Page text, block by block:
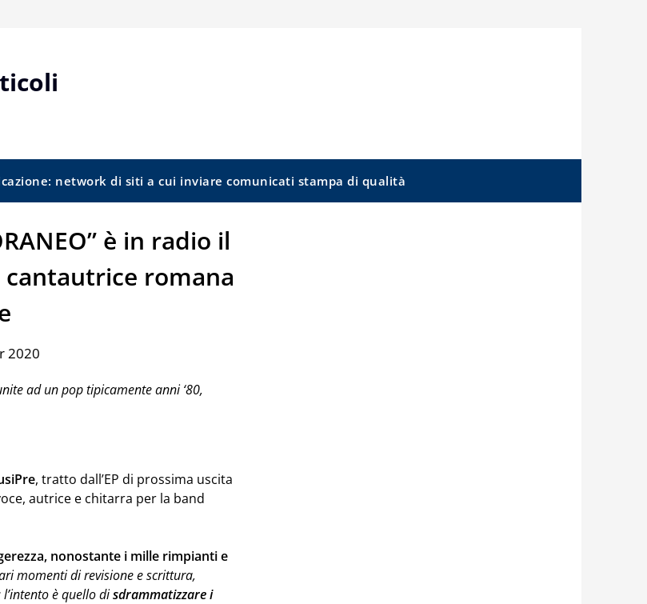
network di siti a cui inviare comunicati stampa di qualità
è in radio il
romana
2020
ad un pop tipicamente anni ‘80,
, tratto dall’EP di prossima uscita
autrice e chitarra per la band
nonostante i mille rimpianti e
momenti di revisione e scrittura,
è quello disdrammatizzare i